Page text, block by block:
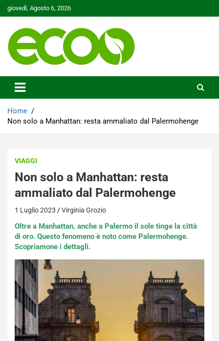
Skip
to
giovedì, Agosto 6, 2026
Ecoo.it
Home
Non solo a Manhattan: resta ammaliato dal Palermohenge
VIAGGI
Non solo a Manhattan: resta
ammaliato dal Palermohenge
1 Luglio 2023 Virginia Grozio
Oltre a Manhattan, anche a Palermo il sole tinge la città
di oro. Questo fenomeno è noto come Palermohenge.
Scopriamone i dettagli.